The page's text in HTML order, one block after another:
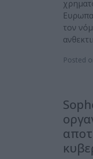
τον
Posted